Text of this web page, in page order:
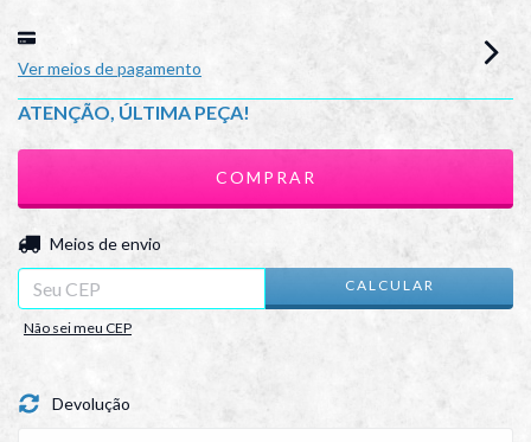
Ver meios de pagamento
ATENÇÃO, ÚLTIMA PEÇA!
Entregas para o CEP:
Meios de envio
CALCULAR
Não sei meu CEP
Devolução